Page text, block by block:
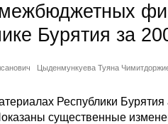
Бурятия за
Цыденмункуева Туяна
Республики
существенные